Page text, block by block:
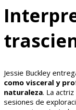
Jessie Buckley
como visceral y
naturaleza. La
sesiones de